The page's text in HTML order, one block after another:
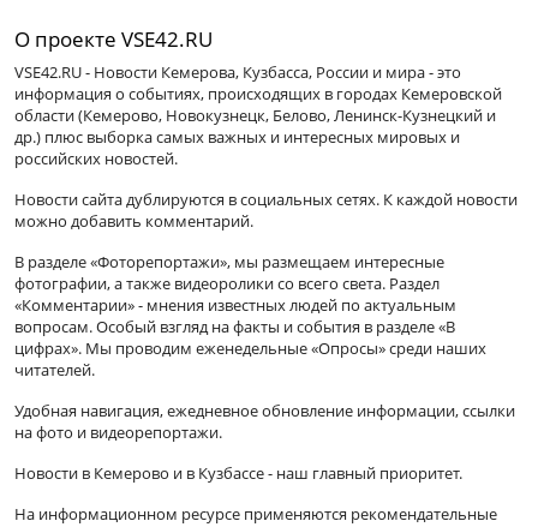
О проекте VSE42.RU
VSE42.RU - Новости Кемерова, Кузбасса, России и мира - это
информация о событиях, происходящих в городах Кемеровской
области (Кемерово, Новокузнецк, Белово, Ленинск-Кузнецкий и
др.) плюс выборка самых важных и интересных мировых и
российских новостей.
Новости сайта дублируются в социальных сетях. К каждой новости
можно добавить комментарий.
В разделе «Фоторепортажи», мы размещаем интересные
фотографии, а также видеоролики со всего света. Раздел
«Комментарии» - мнения известных людей по актуальным
вопросам. Особый взгляд на факты и события в разделе «В
цифрах». Мы проводим еженедельные «Опросы» среди наших
читателей.
Удобная навигация, ежедневное обновление информации, ссылки
на фото и видеорепортажи.
Новости в Кемерово и в Кузбассе - наш главный приоритет.
На информационном ресурсе применяются рекомендательные